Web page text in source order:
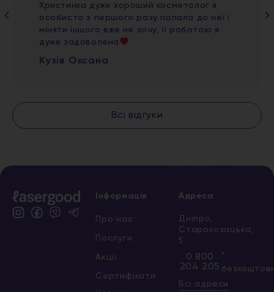
Христинка дуже хороший косметолог я
особисто з першого разу попала до неї і
міняти іншого вже не хочу, її роботою я
дуже задоволена
Кузів Оксана
Всі відгуки
Інформація
Про нас
Послуги
Акції
Сертифікати
Адреса
Дніпро,
Старокозацька,
5
0 800
204 205
*
Всі адреси